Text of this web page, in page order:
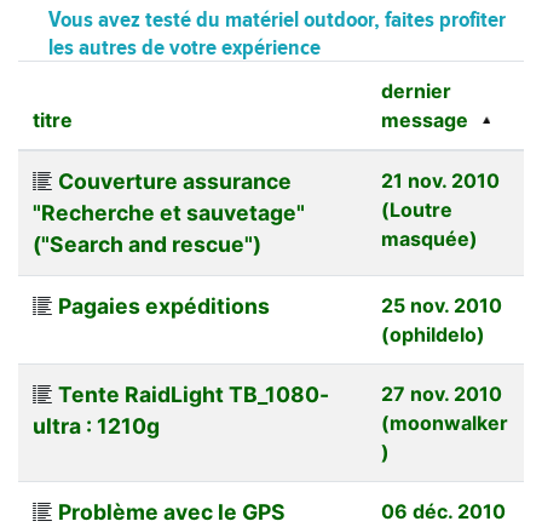
Vous avez testé du matériel outdoor, faites profiter
les autres de votre expérience
titre
dernier
message
Couverture assurance
"Recherche et sauvetage"
("Search and rescue")
21 nov. 2010
(Loutre
masquée)
Pagaies expéditions
25 nov. 2010
(ophildelo)
Tente RaidLight TB_1080-
ultra : 1210g
27 nov. 2010
(moonwalker
)
Problème avec le GPS
06 déc. 2010